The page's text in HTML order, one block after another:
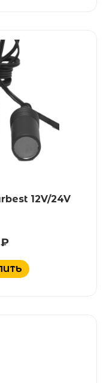
12V/24V